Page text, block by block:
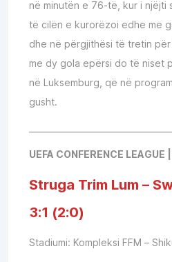
në minutën e 76-të, kur i njëjti
të cilën e kurorëzoi edhe me
dhe në përgjithësi të tretin për
me dy gola epërsi do të niset
në Luksemburg, që në
gusht.
UEFA CONFERENCE LEAGUE
Struga Trim Lum –
3:1 (2:0)
Stadiumi: Kompleksi FFM –